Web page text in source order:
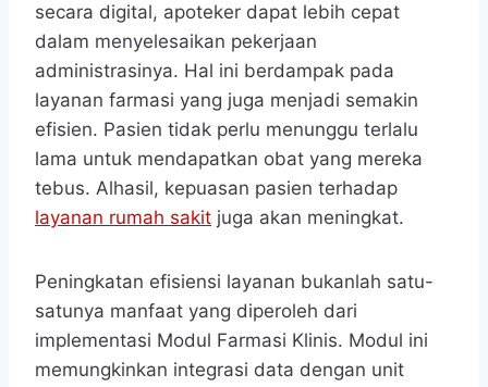
secara digital, apoteker dapat lebih cepat
dalam menyelesaikan pekerjaan
administrasinya. Hal ini berdampak pada
layanan farmasi yang juga menjadi semakin
efisien. Pasien tidak perlu menunggu terlalu
lama untuk mendapatkan obat yang mereka
tebus. Alhasil, kepuasan pasien terhadap
layanan rumah sakit juga akan meningkat.
Peningkatan efisiensi layanan bukanlah satu-
satunya manfaat yang diperoleh dari
implementasi Modul Farmasi Klinis. Modul ini
memungkinkan integrasi data dengan unit